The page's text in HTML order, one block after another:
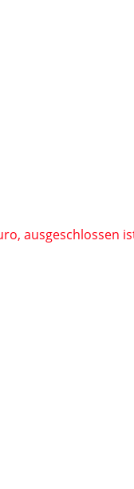
ausgeschlossen